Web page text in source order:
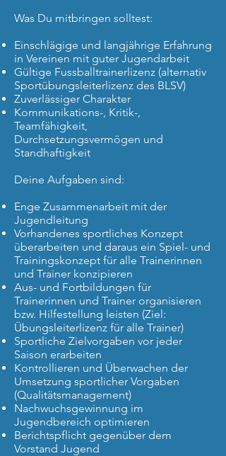
Was Du mitbringen solltest:
Einschlägige und langjährige Erfahrung
in Vereinen mit guter Jugendarbeit
Gültige Fussballtrainerlizenz (alternativ
Sportübungsleiterlizenz des BLSV)
Zuverlässiger Charakter
Kommunikations-, Kritik-,
Teamfähigkeit,
Durchsetzungsvermögen und
Standhaftigkeit
Deine Aufgaben sind:
Enge Zusammenarbeit mit der
Jugendleitung
Vorhandenes sportliches Konzept
überarbeiten und daraus ein Spiel- und
Trainingskonzept für alle Trainerinnen
und Trainer konzipieren
Aus- und Fortbildungen für
Trainerinnen und Trainer organisieren
bzw. Hilfestellung leisten (Ziel:
Übungsleiterlizenz für alle Trainer)
Sportliche Zielvorgaben vor jeder
Saison erarbeiten
Kontrollieren und Überwachen der
Umsetzung sportlicher Vorgaben
(Qualitätsmanagement)
Nachwuchsgewinnung im
Jugendbereich optimieren
Berichtspflicht gegenüber dem
Vorstand Jugend